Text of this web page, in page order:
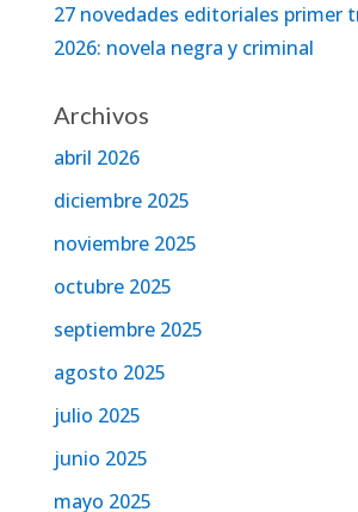
27 novedades editoriales primer
2026: novela negra y criminal
Archivos
abril 2026
diciembre 2025
noviembre 2025
octubre 2025
septiembre 2025
agosto 2025
julio 2025
junio 2025
mayo 2025